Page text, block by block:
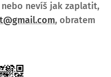
nevíš jak zaplatit,
, obratem